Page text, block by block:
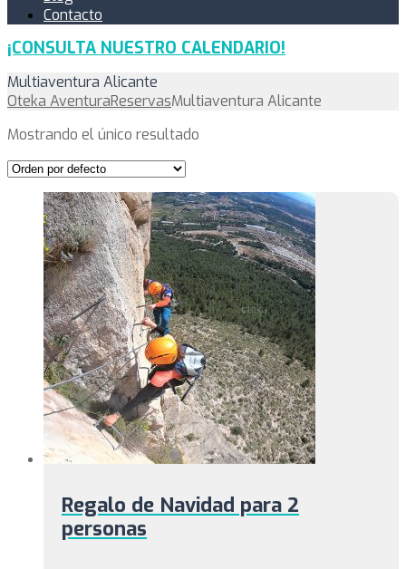
Contacto
¡CONSULTA NUESTRO CALENDARIO!
Multiaventura Alicante
Oteka AventuraReservasMultiaventura Alicante
Mostrando el único resultado
Regalo de Navidad para 2
personas